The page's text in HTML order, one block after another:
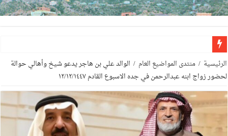
الرئيسية / منتدى المواضيع العام / الوالد علي بن هاجر يدعو شيخ وأهالي حوالة
لحضور زواج ابنه عبدالرحمن في جده الاسبوع القادم ١٢/١٢/١٤٤٧